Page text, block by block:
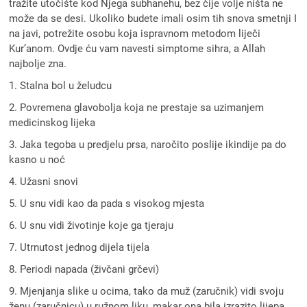
tražite utočište kod Njega subhanehu, bez čije volje ništa ne
može da se desi. Ukoliko budete imali osim tih snova smetnji I
na javi, potrežite osobu koja ispravnom metodom liječi
Kur’anom. Ovdje ću vam navesti simptome sihra, a Allah
najbolje zna.
1. Stalna bol u želudcu
2. Povremena glavobolja koja ne prestaje sa uzimanjem
medicinskog lijeka
3. Jaka tegoba u predjelu prsa, naročito poslije ikindije pa do
kasno u noć
4. Užasni snovi
5. U snu vidi kao da pada s visokog mjesta
6. U snu vidi životinje koje ga tjeraju
7. Utrnutost jednog dijela tijela
8. Periodi napada (živčani grčevi)
9. Mjenjanja slike u ocima, tako da muž (zaručnik) vidi svoju